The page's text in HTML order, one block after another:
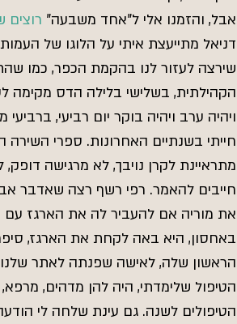
אבל, והזמנו אלי ל"אחד משבעה" רוצים
דניאל מתייעצת איתי על הלוגו של
שירצה לעזור לנו בהקמת הכפר, כמו
הקהילתית, בשלישי בלילה הדס מקימה
ויהיה ערב ויהיה בוקר יום רביעי,
חייתי בשנתיים האחרונות. ספרי
מתראיינת לקרן נויבך, לא מרגישה
חייבים להאמר. רפי רשף רצה שאדבר
את מוריה אם להעביר לה את הארגז עם
באחסון, היא באה לקחת את הארגז,
הראשון שלה, לאישה שפנתה לאתר
הטיפול שלימדתי, היה להן מדהים,
הטיפולים לשנה. גם עינת שלחה לי